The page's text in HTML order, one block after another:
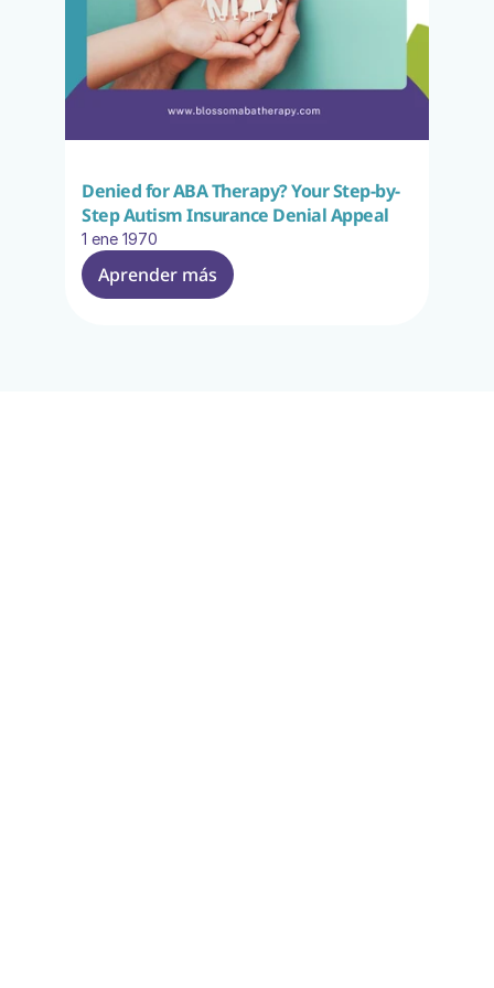
Denied for ABA Therapy? Your Step-by-
Step Autism Insurance Denial Appeal
1 ene 1970
Aprender más